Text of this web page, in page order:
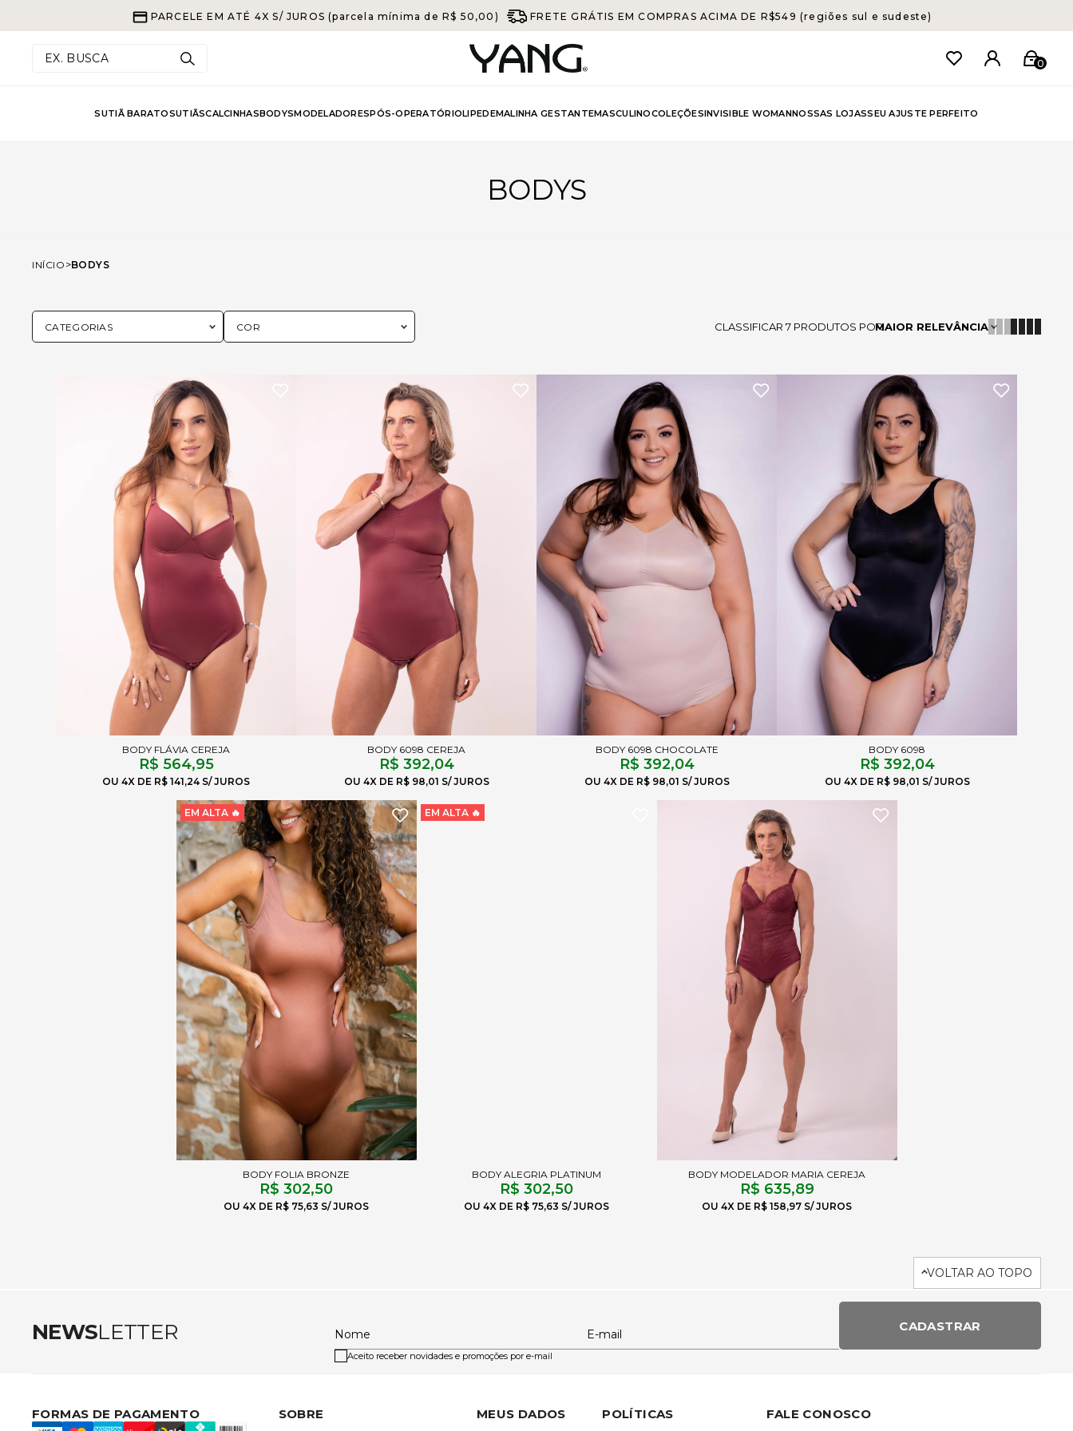
PARCELE EM ATÉ 4X S/ JUROS (parcela mínima de R$ 50,00) FRETE GRÁTIS EM COMPRAS ACIMA DE R$549 (regiões sul e sudeste)
EX. BUSCA 0
SUTIÃ BARATOSUTIÃSCALCINHASBODYSMODELADORESPÓS-OPERATÓRIOLIPEDEMALINHA GESTANTEMASCULINOCOLEÇÕESINVISIBLE WOMANNOSSAS LOJASSEU AJUSTE PERFEITO
BODYS
INÍCIO BODYS
CLASSIFICAR 7 PRODUTOS PORMAIOR RELEVÂNCIA
CATEGORIAS COR
BODY FLÁVIA CEREJA
R$ 564,95
4X R$ 141,24
BODY 6098 CEREJA
R$ 392,04
4X R$ 98,01
BODY 6098 CHOCOLATE
R$ 392,04
4X R$ 98,01
BODY 6098
R$ 392,04
4X R$ 98,01
EM ALTA 🔥
BODY FOLIA BRONZE
R$ 302,50
4X R$ 75,63
EM ALTA 🔥
BODY ALEGRIA PLATINUM
R$ 302,50
4X R$ 75,63
BODY MODELADOR MARIA CEREJA
R$ 635,89
4X R$ 158,97
VOLTAR AO TOPO
NEWSLETTER Nome E-mail
CADASTRAR
Aceito receber novidades e promoções por e-mail
FORMAS DE PAGAMENTO SOBRE MEUS DADOS POLÍTICAS FALE CONOSCO